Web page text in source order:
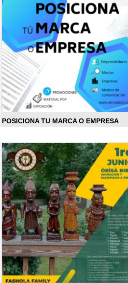
POSICIONA TU MARCA O EMPRESA